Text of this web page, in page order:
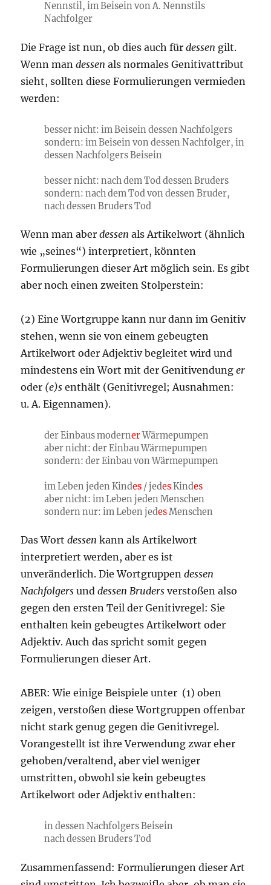
Nennstil, im Beisein von A. Nennstils
Nachfolger
Die Frage ist nun, ob dies auch fürdessen gilt.
Wenn mandessen als normales Genitivattribut
sieht, sollten diese Formulierungen vermieden
werden:
besser nicht: im Beisein dessen Nachfolgers
sondern: im Beisein von dessen Nachfolger, in
dessen Nachfolgers Beisein
besser nicht: nach dem Tod dessen Bruders
sondern: nach dem Tod von dessen Bruder,
nach dessen Bruders Tod
Wenn man aberdessen als Artikelwort (ähnlich
wie „seines“) interpretiert, könnten
Formulierungen dieser Art möglich sein. Es gibt
aber noch einen zweiten Stolperstein:
(2) Eine Wortgruppe kann nur dann im Genitiv
stehen, wenn sie von einem gebeugten
Artikelwort oder Adjektiv begleitet wird und
mindestens ein Wort mit der Genitivendunger
oder (e)s enthält (Genitivregel; Ausnahmen:
u. A. Eigennamen).
der Einbaus modernerWärmepumpen
aber nicht: der Einbau Wärmepumpen
sondern: der Einbau von Wärmepumpen
im Leben jeden Kindes/ jedesKindes
aber nicht: im Leben jeden Menschen
sondern nur: im Leben jedesMenschen
Das Wortdessen kann als Artikelwort
interpretiert werden, aber es ist
unveränderlich. Die Wortgruppendessen
Nachfolgers unddessen Bruders verstoßen also
gegen den ersten Teil der Genitivregel: Sie
enthalten kein gebeugtes Artikelwort oder
Adjektiv. Auch das spricht somit gegen
Formulierungen dieser Art.
ABER: Wie einige Beispiele unter (1) oben
zeigen, verstoßen diese Wortgruppen offenbar
nicht stark genug gegen die Genitivregel.
Vorangestellt ist ihre Verwendung zwar eher
gehoben/veraltend, aber viel weniger
umstritten, obwohl sie kein gebeugtes
Artikelwort oder Adjektiv enthalten:
in dessen Nachfolgers Beisein
nach dessen Bruders Tod
Zusammenfassend: Formulierungen dieser Art